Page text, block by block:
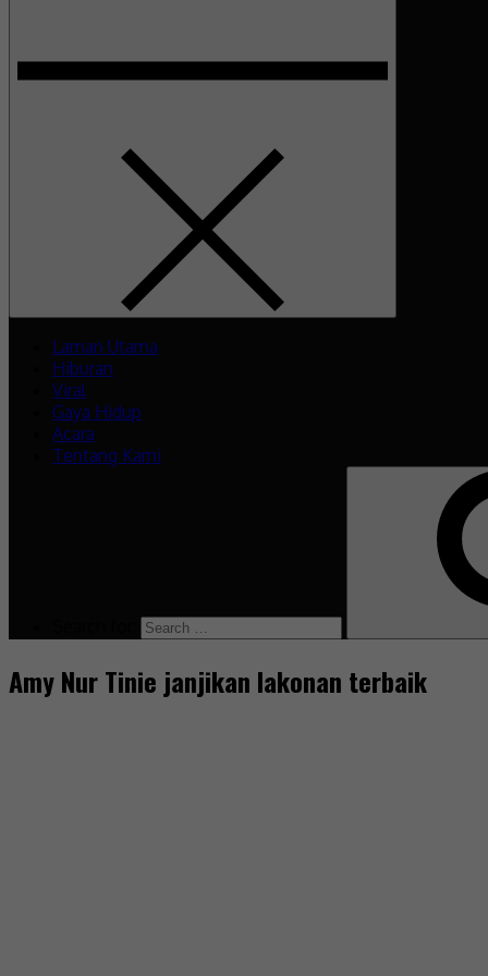
Laman Utama
Hiburan
Viral
Gaya Hidup
Acara
Tentang Kami
Amy Nur Tinie janjikan lakonan terbaik